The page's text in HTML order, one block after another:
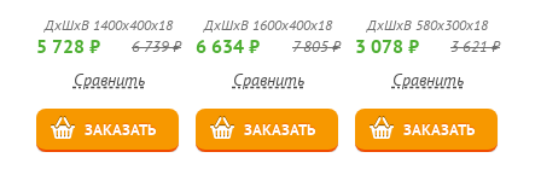
ДхШхВ 1400х400х18
5 728 ₽ 6 739 ₽
Сравнить
ЗАКАЗАТЬ
ДхШхВ 1600х400х18
6 634 ₽ 7 805 ₽
Сравнить
ЗАКАЗАТЬ
ДхШхВ 580х300х18
3 078 ₽ 3 621 ₽
Сравнить
ЗАКАЗАТЬ